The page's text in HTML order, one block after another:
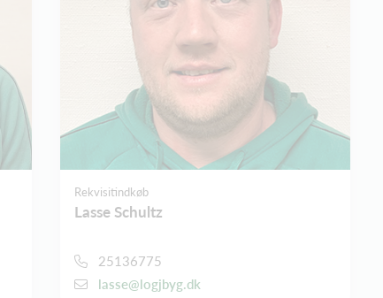
Rekvisitindkøb
Lasse Schultz
25136775
lasse@logjbyg.dk